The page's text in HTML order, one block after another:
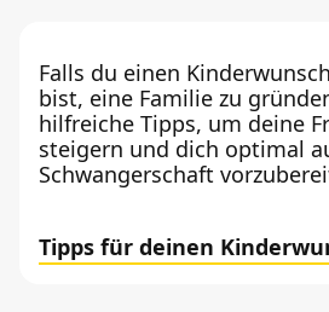
Falls du einen
bist, eine Familie zu
hilfreiche Tipps, um deine
steigern und dich optimal
Schwangerschaft
Tipps für deinen